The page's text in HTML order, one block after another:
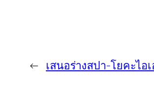
← เสนอร่างสปา-โยคะไอ